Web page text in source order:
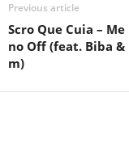
Previous article
Scro Que Cuia – Me
no Off (feat. Biba &
m)